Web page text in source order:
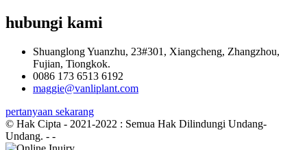
hubungi kami
Shuanglong Yuanzhu, 23#301, Xiangcheng, Zhangzhou,
Fujian, Tiongkok.
0086 173 6513 6192
maggie@vanliplant.com
pertanyaan sekarang
© Hak Cipta - 2021-2022 : Semua Hak Dilindungi Undang-
Undang. - -